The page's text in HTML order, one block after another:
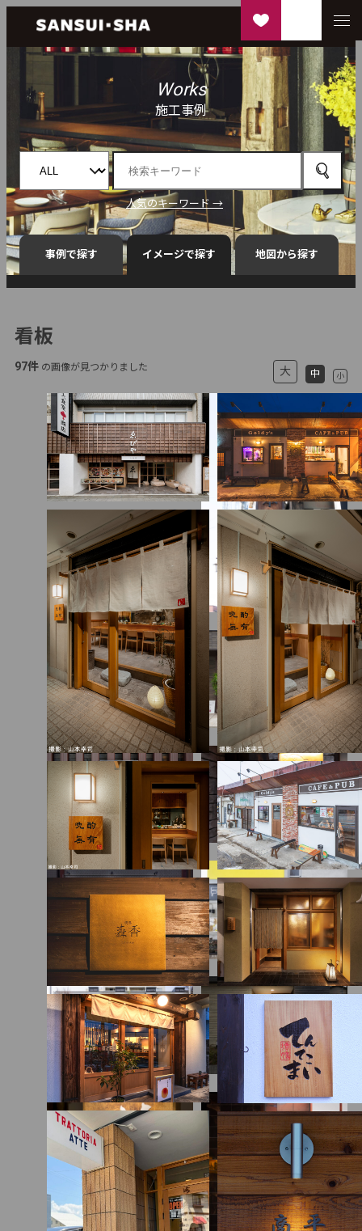
Works
施工事例
人気のキーワード →
事例で探す イメージで探す 地図から探す
看板
97件 の画像が見つかりました 大 中 小